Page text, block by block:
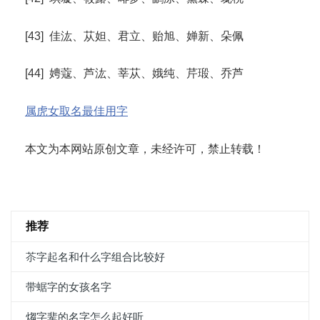
[43] 佳汯、苁妲、君立、贻旭、婵新、朵佩
[44] 娉蔻、芦汯、莘苁、娥纯、芹瑖、乔芦
属虎女取名最佳用字
本文为本网站原创文章，未经许可，禁止转载！
推荐
苶字起名和什么字组合比较好
带蜛字的女孩名字
煼字辈的名字怎么起好听